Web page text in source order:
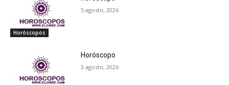
Horóscopos
5 agosto, 2026
Horóscopo
3 agosto, 2026